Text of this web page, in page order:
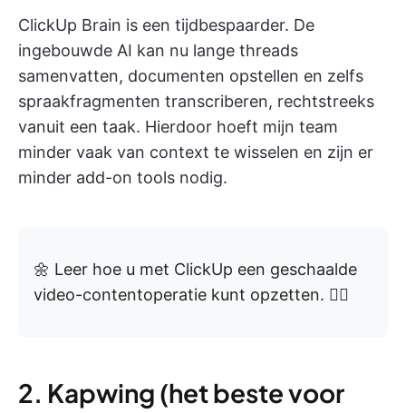
ClickUp Brain is een tijdbespaarder. De
ingebouwde AI kan nu lange threads
samenvatten, documenten opstellen en zelfs
spraakfragmenten transcriberen, rechtstreeks
vanuit een taak. Hierdoor hoeft mijn team
minder vaak van context te wisselen en zijn er
minder add-on tools nodig.
🌼 Leer hoe u met ClickUp een geschaalde
video-contentoperatie kunt opzetten. 👇🏼
2. Kapwing (het beste voor